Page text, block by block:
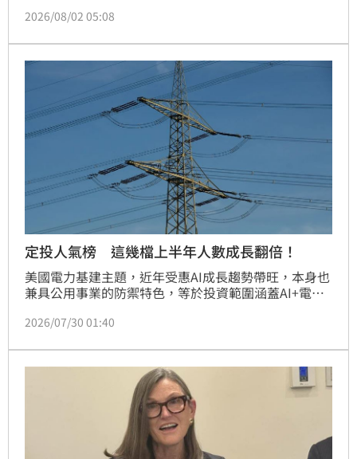
家重要戰略產業之一，發展太空產業需要培育更多人
產業持續發展。
2026/08/02 05:08
定投人氣榜 這幾檔上半年人數成長翻倍！
美國電力基建主題，近年受惠AI成長趨勢帶旺，本身也
兼具公用事業的防禦特色，等於投資範圍涵蓋AI+電力
人數也持續成長。根據投信投顧公會網站統計，今年以
翻倍的，共計13檔出線，主要類型以科技型、市值型佔
最多；其他類型方面，則以電力基建、太空衛星、特選
金融、高股息4大非科技主題脫穎而出，表現最好是美
國電力基建ETF，上半年定期定額人數成長近3倍爆
2026/07/30 01:40